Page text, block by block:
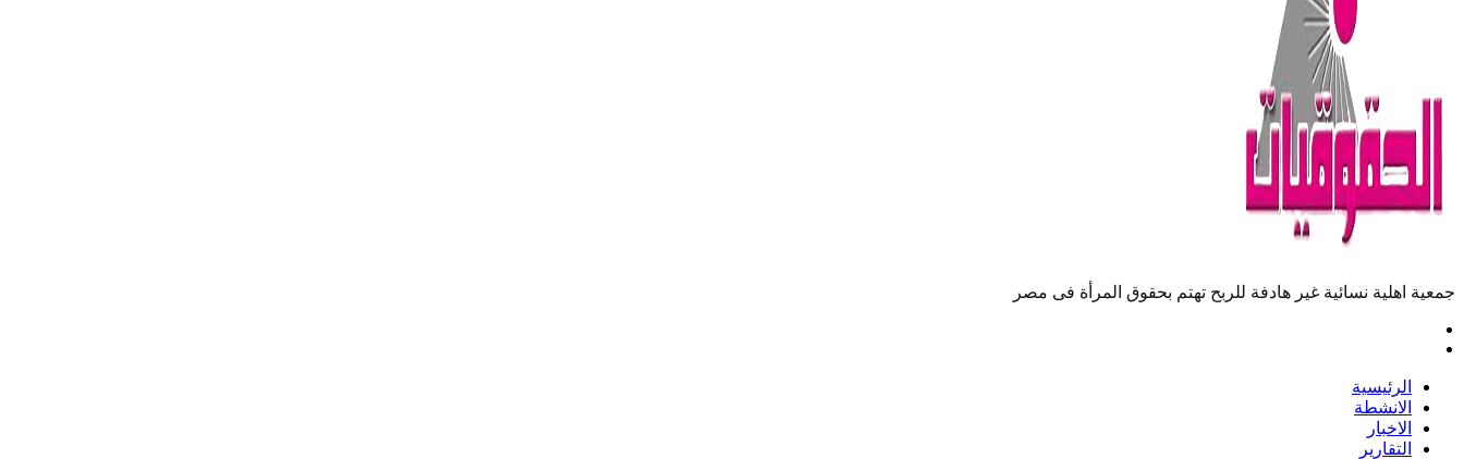
جمعية اهلية نسائية غير هادفة للربح تهتم بحقوق المرأة فى مصر
الرئيسية
الانشطة
الاخبار
التقارير